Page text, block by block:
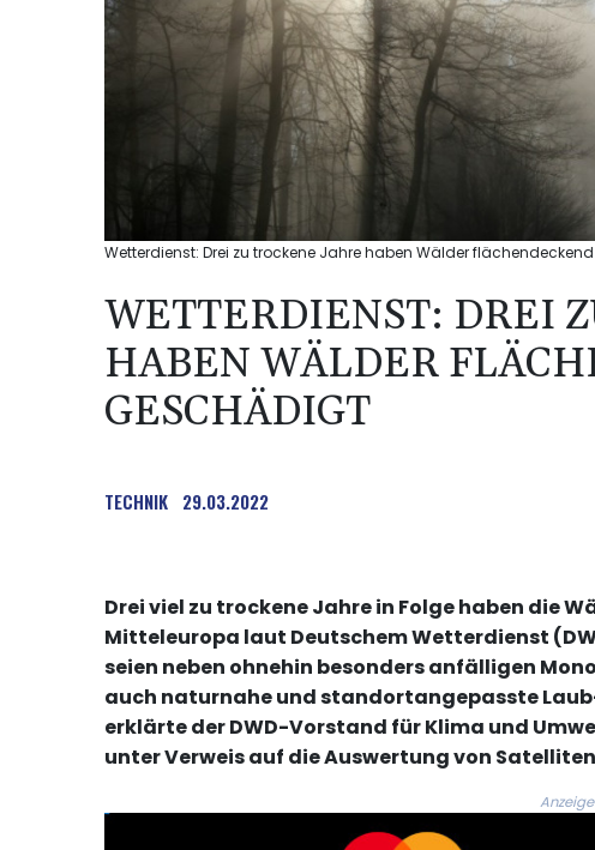
Wetterdienst: Drei zu trockene Jahre haben Wälder
WETTERDIENST: DREI
HABEN WÄLDER
GESCHÄDIGT
TECHNIK 29.03.2022
Drei viel zu trockene Jahre in Folge haben die
Mitteleuropa laut Deutschem Wetterdienst
seien neben ohnehin besonders anfälligen
auch naturnahe und standortangepasste
erklärte der DWD-Vorstand für Klima und
unter Verweis auf die Auswertung von
Anzeige